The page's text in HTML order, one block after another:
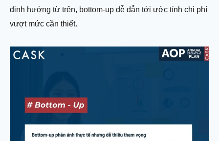
định hướng từ trên, bottom-up dễ dẫn tới ước tính chi phí
vượt mức cần thiết.